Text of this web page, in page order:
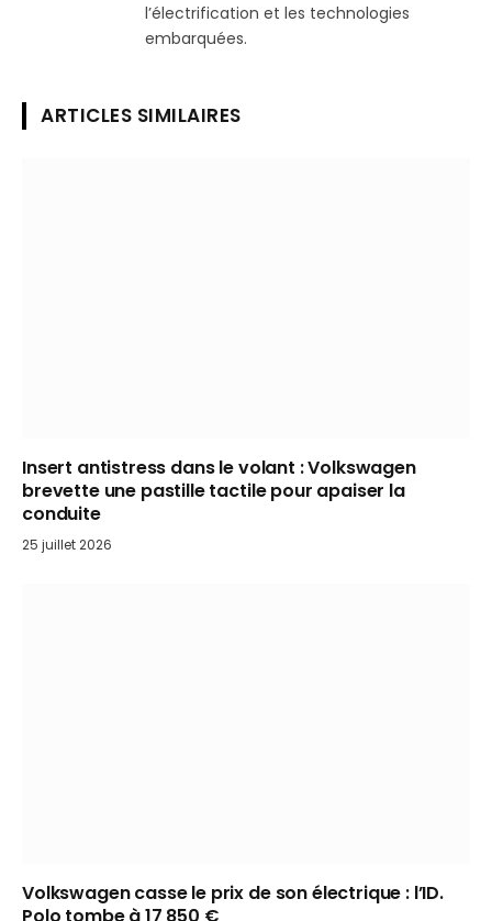
l’électrification et les technologies
embarquées.
ARTICLES SIMILAIRES
Insert antistress dans le volant : Volkswagen
brevette une pastille tactile pour apaiser la
conduite
25 juillet 2026
Volkswagen casse le prix de son électrique : l’ID.
Polo tombe à 17 850 €